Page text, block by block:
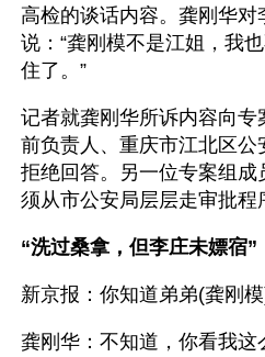
高检的谈话内容。龚刚华
说：“龚刚模不是江姐，我
住了。”
记者就龚刚华所诉内容向专
前负责人、重庆市江北区
拒绝回答。另一位专案组
须从市公安局层层走审批程
“洗过桑拿，但李庄未嫖宿”
新京报：你知道弟弟(龚刚
龚刚华：不知道，你看我这